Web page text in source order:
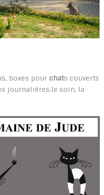
boxes pour chats couverts
journalières.le soin, la